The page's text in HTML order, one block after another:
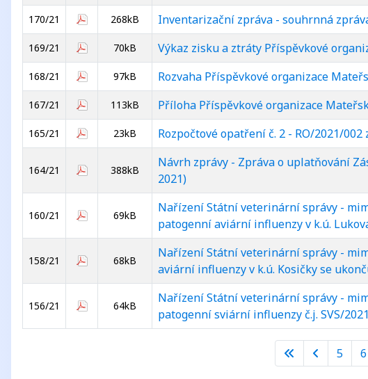
170/21 268kB Inventarizační zpráva - souhrnná
169/21 70kB Výkaz zisku a ztráty Příspěvkové
168/21 97kB Rozvaha Příspěvkové organizace
167/21 113kB Příloha Příspěvkové organizace
165/21 23kB Rozpočtové opatření č. 2 - RO/2021/002
164/21 388kB
Návrh zprávy - Zpráva o uplatňování
2021)
160/21 69kB
Nařízení Státní veterinární správy -
patogenní aviární influenzy v k.ú.
158/21 68kB
Nařízení Státní veterinární správy -
aviární influenzy v k.ú. Kosičky se
156/21 64kB
Nařízení Státní veterinární správy -
patogenní sviární influenzy č.j. SVS/
5 6